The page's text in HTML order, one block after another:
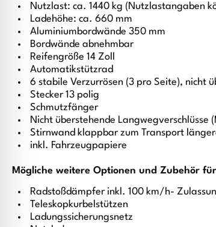
Nutzlast: ca. 1440 kg (Nutzlastangaben
Ladehöhe: ca. 660 mm
Aluminiumbordwände 350 mm
Bordwände abnehmbar
Reifengröße 14 Zoll
Automatikstützrad
6 stabile Verzurrösen (3 pro Seite), nicht
Stecker 13 polig
Schmutzfänger
Nicht überstehende Langwegverschlüsse
Stirnwand klappbar zum Transport
inkl. Fahrzeugpapiere
Mögliche weitere Optionen und Zubehör
Radstoßdämpfer inkl. 100 km/h-
Teleskopkurbelstützen
Ladungssicherungsnetz